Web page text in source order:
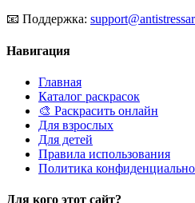
📧 Поддержка:
Навигация
Главная
Каталог раскрасок
🎨 Раскрасить онлайн
Для взрослых
Для детей
Правила использования
Политика
Для кого этот сайт?